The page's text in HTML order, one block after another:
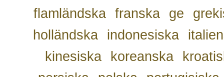
flamländska franska ge
holländska
indonesiska
kinesiska
koreanska